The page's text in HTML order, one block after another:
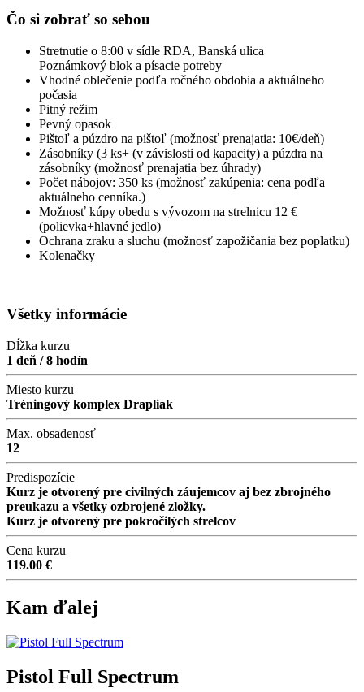
Čo si zobrať so sebou
Stretnutie o 8:00 v sídle RDA, Banská ulica
Poznámkový blok a písacie potreby
Vhodné oblečenie podľa ročného obdobia a aktuálneho
počasia
Pitný režim
Pevný opasok
Pištoľ a púzdro na pištoľ (možnosť prenajatia: 10€/deň)
Zásobníky (3 ks+ (v závislosti od kapacity) a púzdra na
zásobníky (možnosť prenajatia bez úhrady)
Počet nábojov: 350 ks (možnosť zakúpenia: cena podľa
aktuálneho cenníka.)
Možnosť kúpy obedu s vývozom na strelnicu 12 €
(polievka+hlavné jedlo)
Ochrana zraku a sluchu (možnosť zapožičania bez poplatku)
Kolenačky
Všetky informácie
Dĺžka kurzu
1 deň / 8 hodín
Miesto kurzu
Tréningový komplex Drapliak
Max. obsadenosť
12
Predispozície
Kurz je otvorený pre civilných záujemcov aj bez zbrojného
preukazu a všetky ozbrojené zložky.
Kurz je otvorený pre pokročilých strelcov
Cena kurzu
119.00 €
Kam ďalej
Pistol Full Spectrum